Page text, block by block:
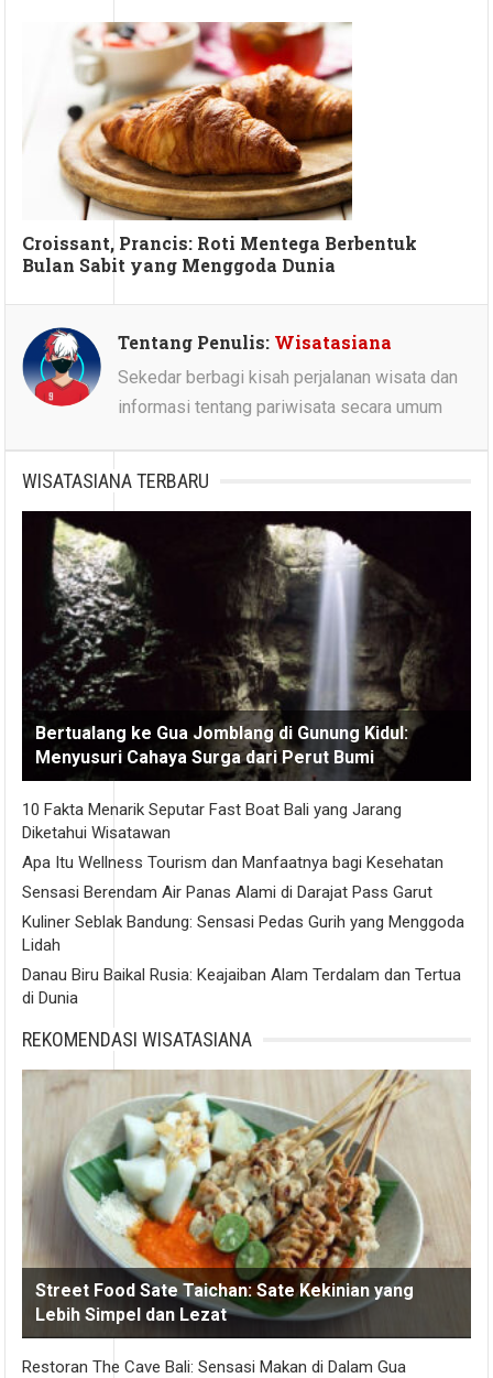
Croissant, Prancis: Roti Mentega Berbentuk
Bulan Sabit yang Menggoda Dunia
Tentang Penulis: Wisatasiana
Sekedar berbagi kisah perjalanan wisata dan
informasi tentang pariwisata secara umum
WISATASIANA TERBARU
Bertualang ke Gua Jomblang di Gunung Kidul:
Menyusuri Cahaya Surga dari Perut Bumi
10 Fakta Menarik Seputar Fast Boat Bali yang Jarang
Diketahui Wisatawan
Apa Itu Wellness Tourism dan Manfaatnya bagi Kesehatan
Sensasi Berendam Air Panas Alami di Darajat Pass Garut
Kuliner Seblak Bandung: Sensasi Pedas Gurih yang Menggoda
Lidah
Danau Biru Baikal Rusia: Keajaiban Alam Terdalam dan Tertua
di Dunia
REKOMENDASI WISATASIANA
Street Food Sate Taichan: Sate Kekinian yang
Lebih Simpel dan Lezat
Restoran The Cave Bali: Sensasi Makan di Dalam Gua